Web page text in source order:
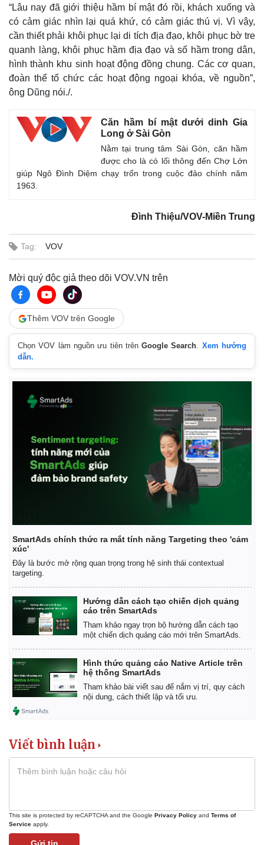
Chứng khoán
Giá cà phê
Pháp luật
Vụ án
Tư vấn luật
Quân sự - Quốc phòng
Vũ khí
Việt Nam
“Lâu nay đã giới thiệu hầm bí mật đó rồi, khách xuống và
có cảm giác nhìn lại quá khứ, có cảm giác thú vị. Vì vậy,
cần thiết phải khôi phục lại di tích địa đạo, khôi phục bờ tre
quanh làng, khôi phục hầm địa đạo và số hầm trong dân,
hình thành khu sinh hoạt động đồng chung. Các cơ quan,
đoàn thể tổ chức các hoạt động ngoại khóa, về nguồn”,
ông Dũng nói./.
Căn hầm bí mật dưới dinh Gia
Long ở Sài Gòn
Nằm tại trung tâm Sài Gòn, căn hầm
được cho là có lối thông đến Chợ Lớn
giúp Ngô Đình Diệm chạy trốn trong cuộc đảo chính năm
1963.
Đình Thiệu/VOV-Miền Trung
Tag: VOV
Mời quý độc giả theo dõi VOV.VN trên
Thêm VOV trên Google
Chọn VOV làm nguồn ưu tiên trênGoogle Search. Xem hướng
dẫn.
SmartAds chính thức ra mắt tính năng Targeting theo 'cảm
xúc'
Đây là bước mở rộng quan trọng trong hệ sinh thái contextual
targeting.
Hướng dẫn cách tạo chiến dịch quảng
cáo trên SmartAds
Tham khảo ngay trọn bộ hướng dẫn cách tạo
một chiến dịch quảng cáo mới trên SmartAds.
Hình thức quảng cáo Native Article trên
hệ thống SmartAds
Tham khảo bài viết sau để nắm vị trí, quy cách
nội dung, cách thiết lập và tối ưu.
Viết bình luận
This site is protected by reCAPTCHA and the Google Privacy Policy and Terms of
Service apply.
Gửi tin